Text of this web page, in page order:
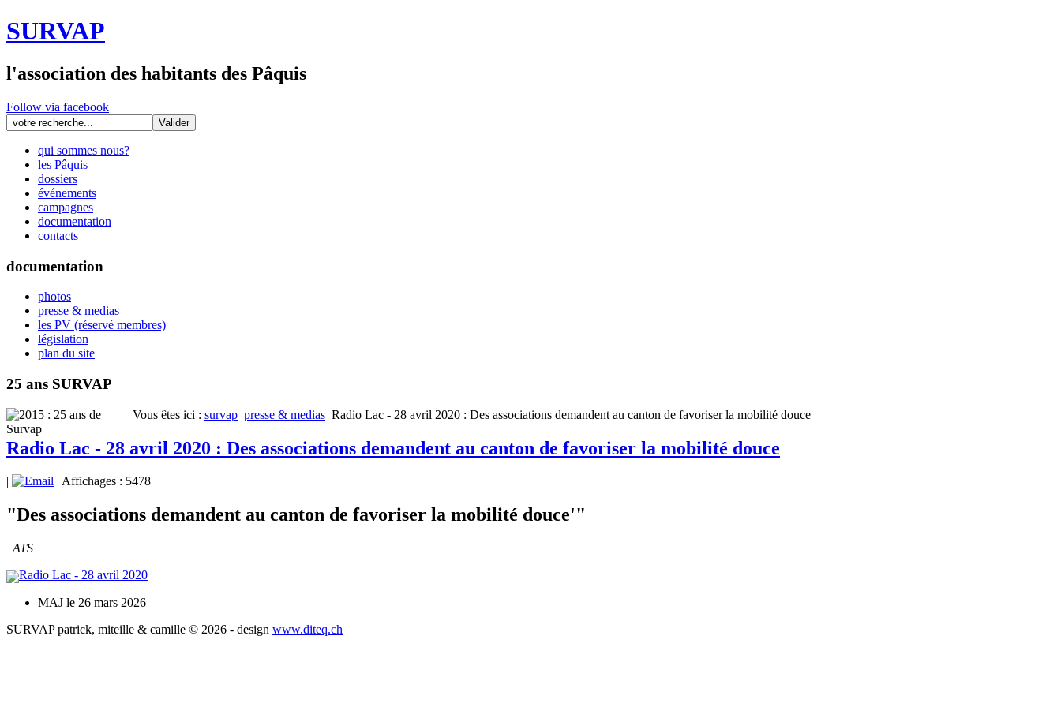
SURVAP
l'association des habitants des Pâquis
Follow via facebook
qui sommes nous?
les Pâquis
dossiers
événements
campagnes
documentation
contacts
documentation
photos
presse & medias
les PV (réservé membres)
législation
plan du site
25 ans SURVAP
Vous êtes ici : survap presse & medias Radio Lac - 28 avril 2020 : Des associations demandent au canton de favoriser la mobilité douce
Radio Lac - 28 avril 2020 : Des associations demandent au canton de favoriser la mobilité douce
| Affichages : 5478
"Des associations demandent au canton de favoriser la mobilité douce'"
ATS
Radio Lac - 28 avril 2020
MAJ le 26 mars 2026
SURVAP patrick, miteille & camille © 2026 - design www.diteq.ch